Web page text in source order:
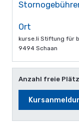
Ort
kurse.li Stiftung für
9494 Schaan
Anzahl freie